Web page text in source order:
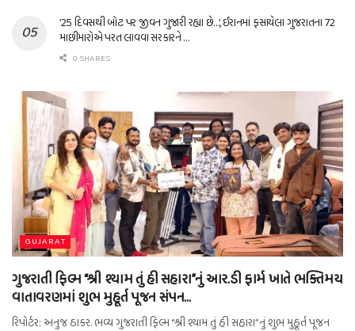
’25 દિવસથી બોટ પર જીવન ગુજારી રહ્યા છે…’, ઈરાનમાં ફસાયેલા ગુજરાતના 72
માછીમારોએ પરત લાવવા સરકારને …
0 SHARES
GUJARAT
ગુજરાતી ફિલ્મ “શ્રી શ્યામ તું હી સહારા”નું આર.ડી ફાર્મ ખાતે ભક્તિમય
વાતાવરણમાં શુભ મુહૂર્ત પૂજન સંપન…
રિપોર્ટર: અનુજ ઠાકર. ભવ્ય ગુજરાતી ફિલ્મ “શ્રી શ્યામ તું હી સહારા”નું શુભ મુહૂર્ત પૂજન